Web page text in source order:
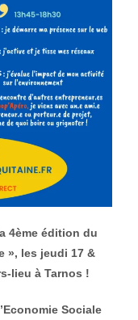
4ème édition du
», les jeudi 17 &
lieu à Tarnos !
Sociale